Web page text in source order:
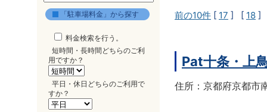
「駐車場料金」から探す
料金検索を行う。
短時間・長時間どちらのご利
用ですか？
平日・休日どちらのご利用で
すか？
前の10件 [ 17 ] [ 18 ]
Pat十条・上
住所：京都府京都市